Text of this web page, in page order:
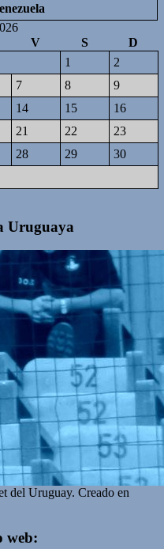
V S
D
1
2
7 8
9
14 15
16
21 22
23
28 29
30
Uruguaya
del Uruguay. Creado en
web: